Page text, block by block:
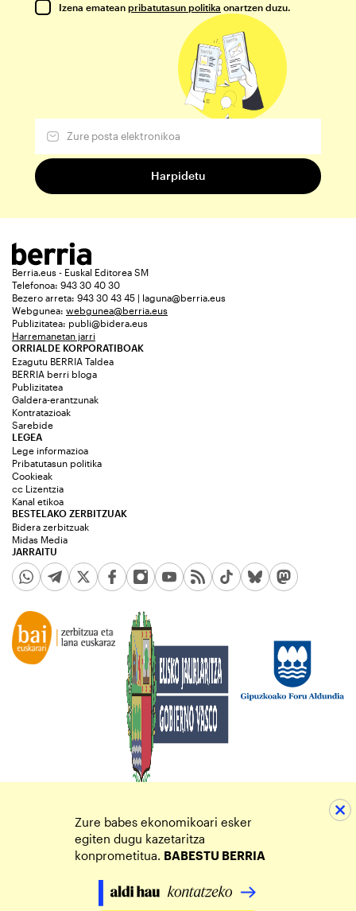
Izena ematean pribatutasun politika onartzen duzu.
Berria.eus - Euskal Editorea SM
Telefonoa: 943 30 40 30
Bezero arreta: 943 30 43 45 | laguna@berria.eus
Webgunea: webgunea@berria.eus
Publizitatea: publi@bidera.eus
Harremanetan jarri
ORRIALDE KORPORATIBOAK
Ezagutu BERRIA Taldea
BERRIA berri bloga
Publizitatea
Galdera-erantzunak
Kontratazioak
Sarebide
JARRAITU
LEGEA
Lege informazioa
Pribatutasun politika
Cookieak
cc Lizentzia
Kanal etikoa
BESTELAKO ZERBITZUAK
Bidera zerbitzuak
Midas Media
Zure babes ekonomikoari esker
egiten dugu kazetaritza
konprometitua. BABESTU BERRIA